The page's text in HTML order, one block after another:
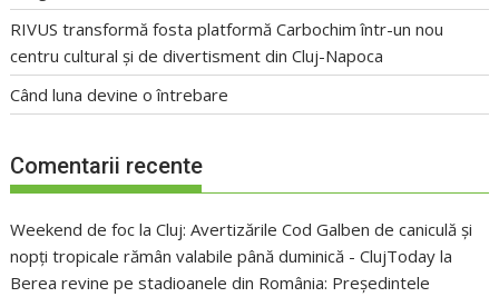
RIVUS transformă fosta platformă Carbochim într-un nou
centru cultural și de divertisment din Cluj-Napoca
Când luna devine o întrebare
Comentarii recente
Weekend de foc la Cluj: Avertizările Cod Galben de caniculă și
nopți tropicale rămân valabile până duminică - ClujToday la
Berea revine pe stadioanele din România: Președintele